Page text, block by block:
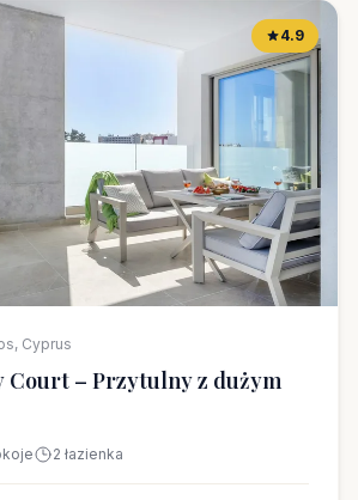
4.9
Cyprus
Court – Przytulny z dużym
2 łazienka